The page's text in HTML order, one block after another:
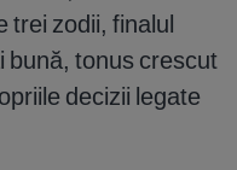
trei zodii, finalul
bună, tonus crescut
decizii legate